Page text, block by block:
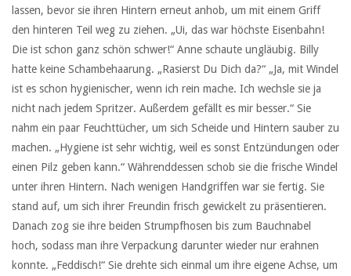
lassen, bevor sie ihren Hintern erneut anhob, um mit einem Griff
den hinteren Teil weg zu ziehen. „Ui, das war höchste Eisenbahn!
Die ist schon ganz schön schwer!“ Anne schaute ungläubig. Billy
hatte keine Schambehaarung. „Rasierst Du Dich da?“ „Ja, mit Windel
ist es schon hygienischer, wenn ich rein mache. Ich wechsle sie ja
nicht nach jedem Spritzer. Außerdem gefällt es mir besser.“ Sie
nahm ein paar Feuchttücher, um sich Scheide und Hintern sauber zu
machen. „Hygiene ist sehr wichtig, weil es sonst Entzündungen oder
einen Pilz geben kann.“ Währenddessen schob sie die frische Windel
unter ihren Hintern. Nach wenigen Handgriffen war sie fertig. Sie
stand auf, um sich ihrer Freundin frisch gewickelt zu präsentieren.
Danach zog sie ihre beiden Strumpfhosen bis zum Bauchnabel
hoch, sodass man ihre Verpackung darunter wieder nur erahnen
konnte. „Feddisch!“ Sie drehte sich einmal um ihre eigene Achse, um